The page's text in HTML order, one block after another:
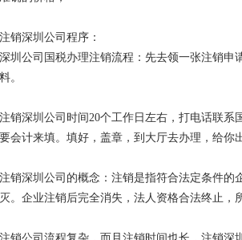
注销深圳公司程序：
深圳公司国税办理注销流程：先去领一张注销
料。
注销深圳公司时间20个工作日左右，打电话联系
要会计来填。填好，盖章，到大厅去办理，给你
注销深圳公司的概念：注销是指符合法定条件的
灭。企业注销后完全消失，法人资格合法终止，